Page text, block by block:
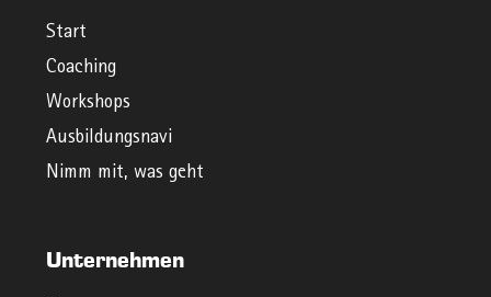
Start
Coaching
Workshops
Ausbildungsnavi
Nimm mit, was geht
Unternehmen